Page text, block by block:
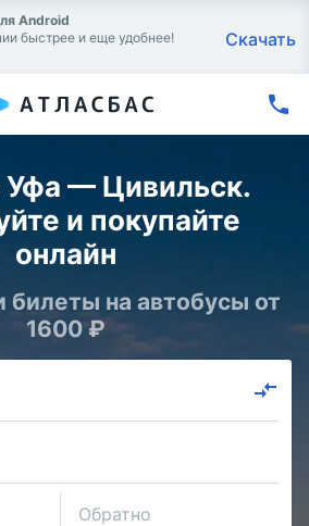
Android
быстрее и еще удобнее!
Скачать
Уфа — Цивильск.
и покупайте
онлайн
билеты на автобусы от
1600 ₽
Обратно